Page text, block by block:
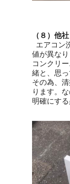
（８）他
エアコン
値が異な
コンクリ
緒と、思
その為、
ります。
明確にする